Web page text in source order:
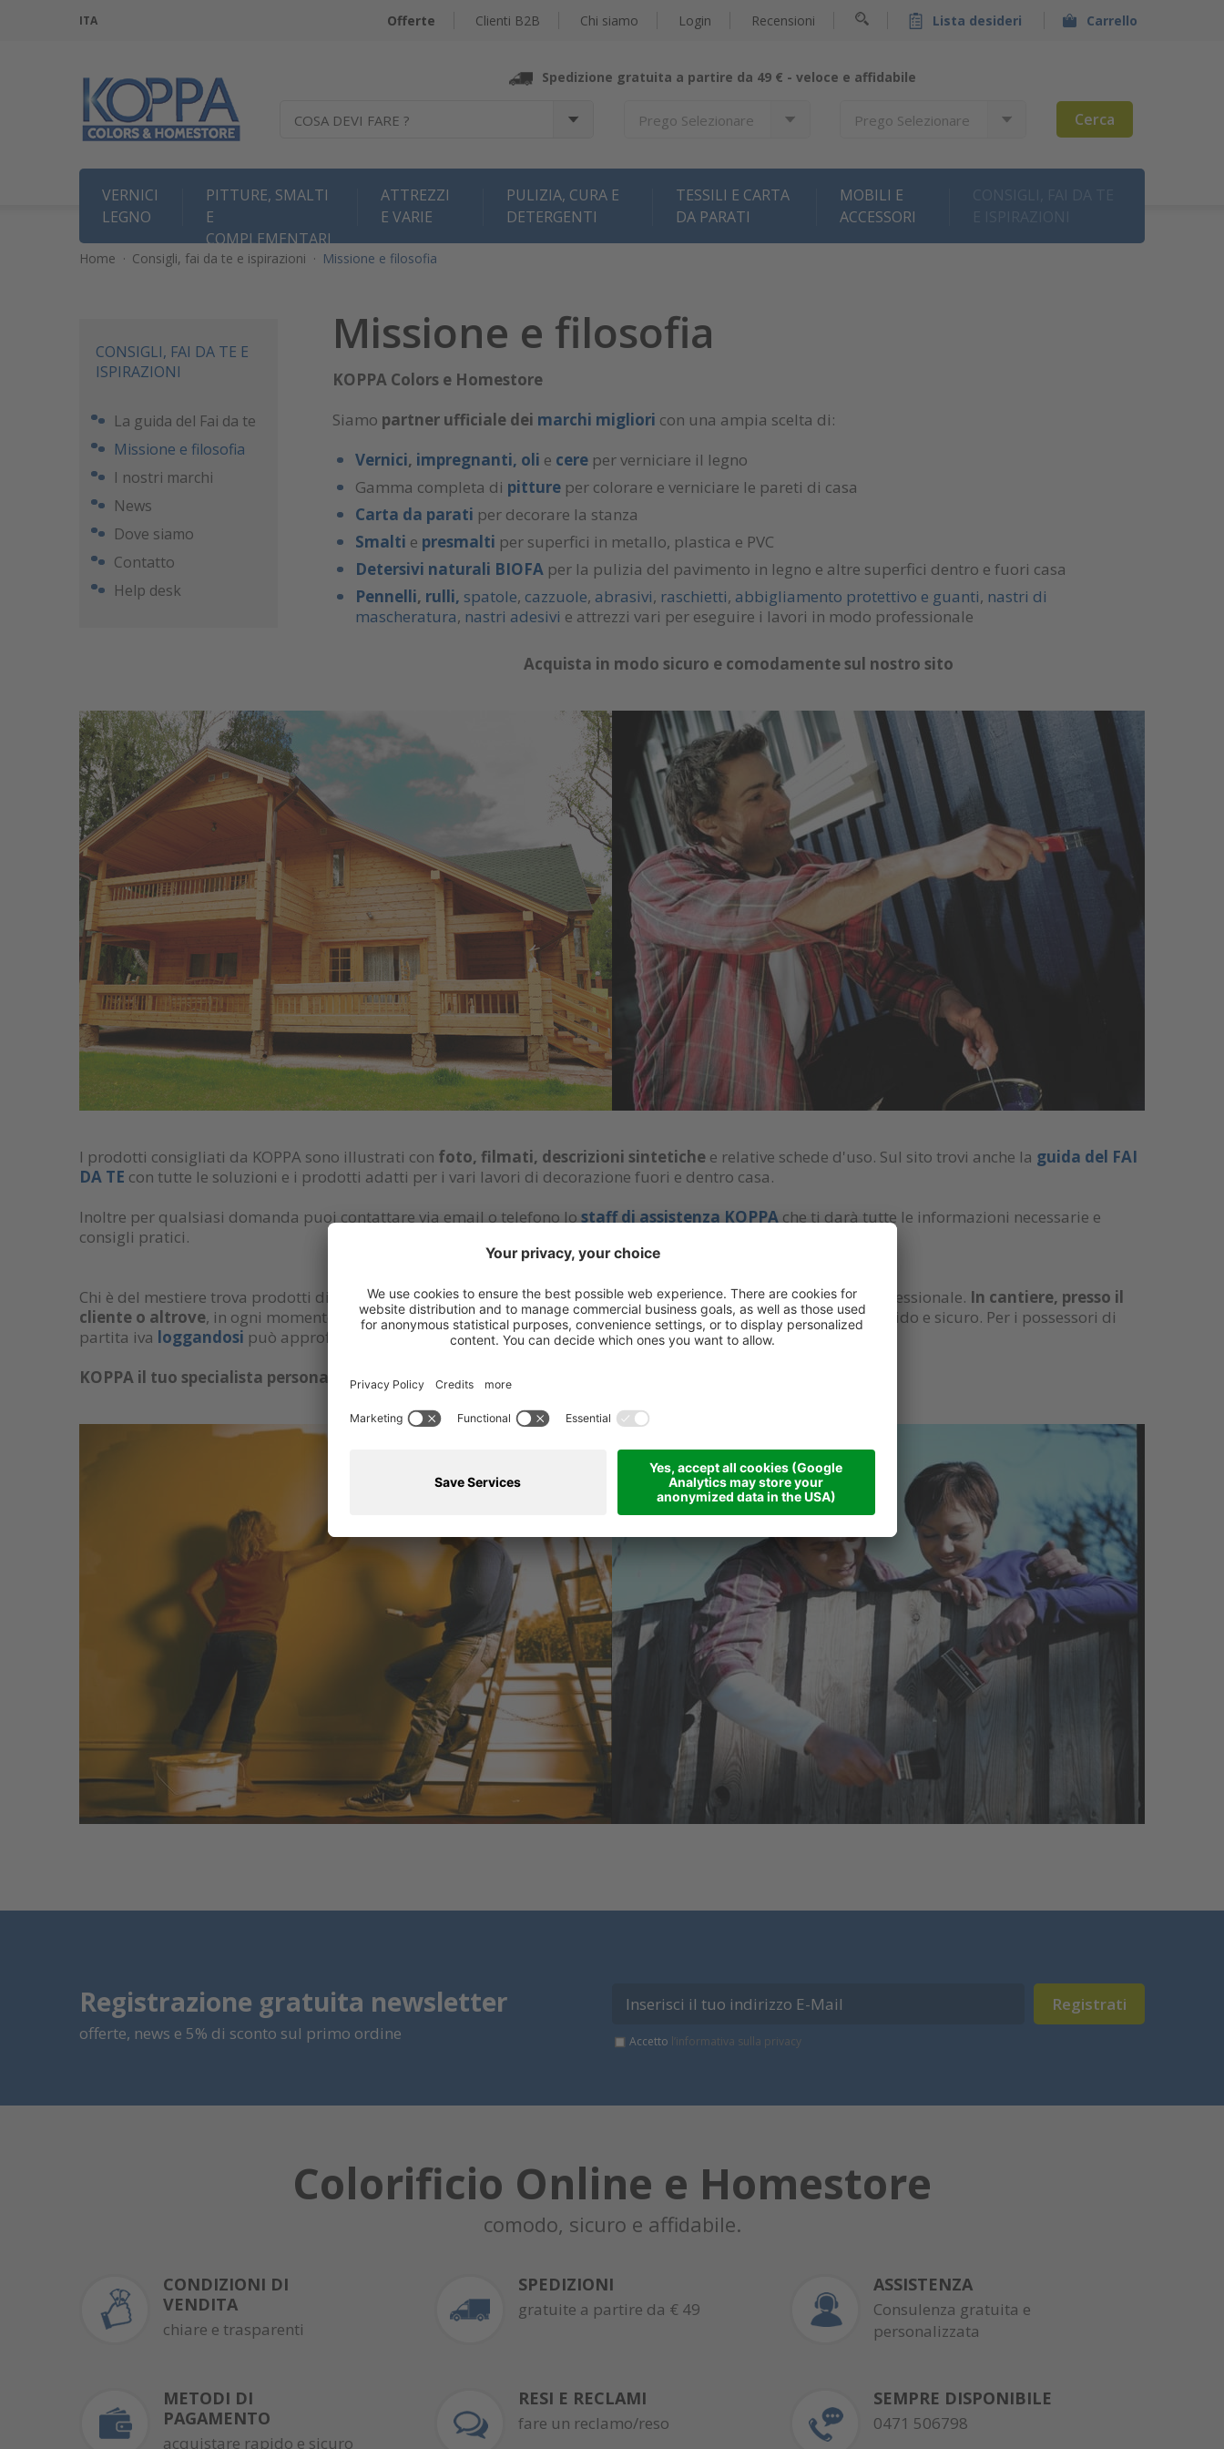
ITA Offerte Clienti B2B Chi siamo Login Recensioni Lista desideri Carrello
Spedizione gratuita a partire da 49 € - veloce e affidabile
COSA DEVI FARE ? Prego Selezionare Prego Selezionare Cerca
VERNICI
LEGNO
PITTURE, SMALTI
E
COMPLEMENTARI
ATTREZZI
E VARIE
PULIZIA, CURA E
DETERGENTI
TESSILI E CARTA
DA PARATI
MOBILI E
ACCESSORI
Home · Consigli, fai da te e ispirazioni · Missione e filosofia
CONSIGLI, FAI DA TE E
ISPIRAZIONI
La guida del Fai da te
Missione e filosofia
I nostri marchi
News
Dove siamo
Contatto
Help desk
Missione e filosofia
KOPPA Colors e Homestore
Siamo partner ufficiale dei marchi migliori con una ampia scelta di:
Vernici, impregnanti, oli e cere per verniciare il legno
Gamma completa di pitture per colorare e verniciare le pareti di casa
Carta da parati per decorare la stanza
Smalti e presmalti per superfici in metallo, plastica e PVC
Detersivi naturali BIOFA per la pulizia del pavimento in legno e altre superfici dentro e fuori casa
Pennelli, rulli, spatole, cazzuole, abrasivi, raschietti, abbigliamento protettivo e guanti, nastri di
mascheratura, nastri adesivi e attrezzi vari per eseguire i lavori in modo professionale
Acquista in modo sicuro e comodamente sul nostro sito
I prodotti consigliati da KOPPA sono illustrati con foto, filmati, descrizioni sintetiche e relative schede d'uso. Sul sito trovi anche la guida del FAI
DA TE con tutte le soluzioni e i prodotti adatti per i vari lavori di decorazione fuori e dentro casa.
Inoltre per qualsiasi domanda puoi contattare via email o telefono lo staff di assistenza KOPPA che ti darà tutte le informazioni necessarie e
consigli pratici.
Chi è del mestiere trova prodotti di qualità e dei migliori marchi europei per poter svolgere il lavoro in modo professionale. In cantiere, presso il
cliente o altrove, in ogni momento puoi accedere al nostro sito, consultando i prodotti e acquistarli in modo rapido e sicuro. Per i possessori di
partita iva loggandosi può approfittare dell'
ulteriore gamma di prodotti a prezzi speciali!
KOPPA il tuo specialista personale del quale ti puoi fidare!
Registrazione gratuita newsletter
offerte, news e 5% di sconto sul primo ordine
Registrati
Accetto l’informativa sulla privacy
Colorificio Online e Homestore
comodo, sicuro e affidabile.
CONDIZIONI DI
VENDITA
chiare e trasparenti
SPEDIZIONI
gratuite a partire da € 49
ASSISTENZA
Consulenza gratuita e
personalizzata
METODI DI
PAGAMENTO
acquistare rapido e sicuro
RESI E RECLAMI
fare un reclamo/reso
SEMPRE DISPONIBILE
0471 506798